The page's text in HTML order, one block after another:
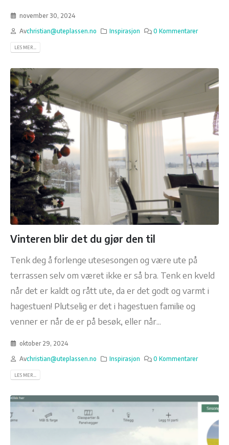
november 30, 2024
Avchristian@uteplassen.no Inspirasjon 0 Kommentarer
LES MER...
Vinteren blir det du gjør den til
Tenk deg å forlenge utesesongen og være ute på
terrassen selv om været ikke er så bra. Tenk en kveld
når det er kaldt og rått ute, da er det godt og varmt i
hagestuen! Plutselig er det i hagestuen familie og
venner er når de er på besøk, eller når...
oktober 29, 2024
Avchristian@uteplassen.no Inspirasjon 0 Kommentarer
LES MER...